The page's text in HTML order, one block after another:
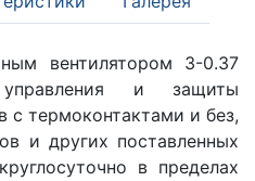
вентилятором 3-0.37
и защиты
с термоконтактами и без,
и других поставленных
в пределах